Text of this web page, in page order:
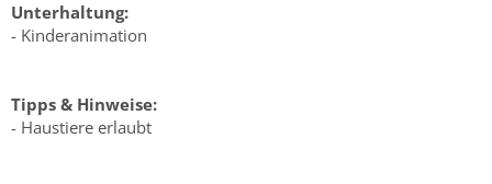
Unterhaltung:
- Kinderanimation
Tipps & Hinweise:
- Haustiere erlaubt